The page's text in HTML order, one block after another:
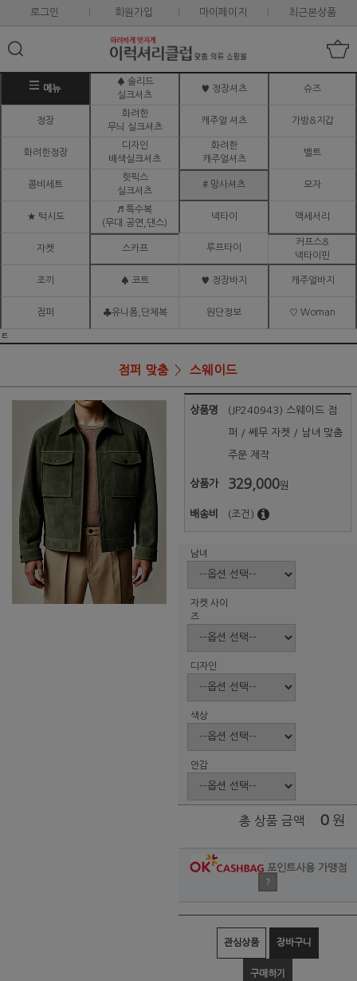
로그인 회원가입 마이페이지 최근본상품
메뉴
♠ 솔리드
실크셔츠
♥ 정장셔츠 슈즈
정장
화려한
무늬 실크셔츠
캐주얼 셔츠 가방&지갑
화려한정장
디자인
배색실크셔츠
화려한
캐주얼셔츠
벨트
콤비세트
핫픽스
실크셔츠
# 망사셔츠 모자
★ 턱시도
♬ 특수복
(무대.공연,댄스)
넥타이 액세서리
자켓 스카프 루프타이
커프스&
넥타이핀
조끼 ♠ 코트 ♥ 정장바지 캐주얼바지
점퍼 ♣유니폼,단체복 원단정보 ♡ Woman
ㅌ
점퍼 맞춤 스웨이드
상품명 (JP240943) 스웨이드 점
퍼 / 쎄무 자켓 / 남녀 맞춤
주문 제작
상품가 329,000원
배송비 (조건)
남녀
자켓 사이
즈
디자인
색상
안감
총 상품 금액 0 원
포인트사용 가맹점
?
관심상품 장바구니
구매하기